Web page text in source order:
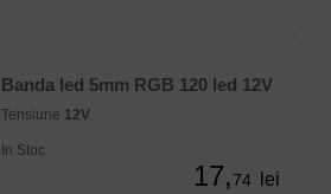
Banda led 5mm RGB 120 led 12V
Tensiune 12V
In Stoc
17,74 lei